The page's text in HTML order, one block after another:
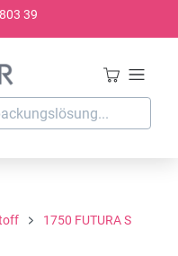
39
1750 FUTURA S